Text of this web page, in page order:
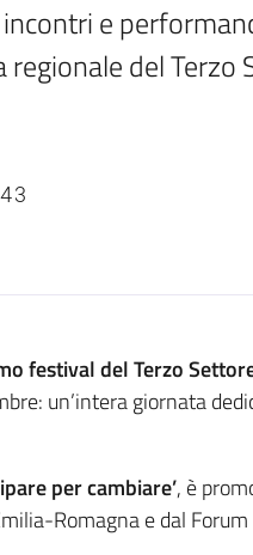
e
regionale del Terzo
festival del Terzo
un’intera giornata
per cambiare’, è
Romagna e dal